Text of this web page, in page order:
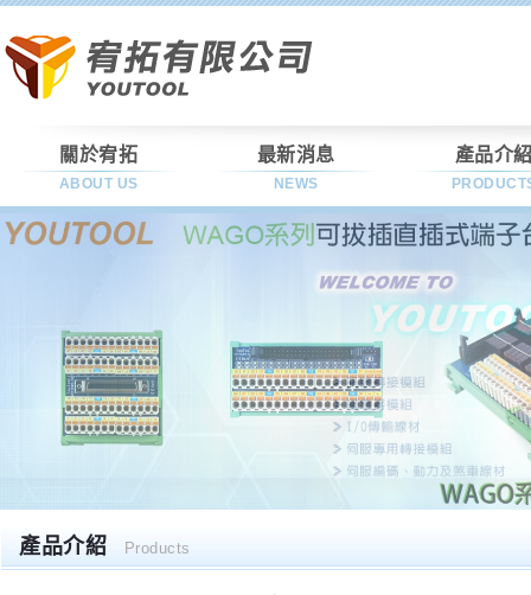
關於宥拓
ABOUT US
最新消息
NEWS
產品介
產品介紹 Products